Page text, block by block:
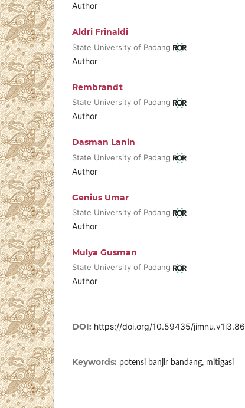
Author
Aldri Frinaldi
State University of Padang
Author
Rembrandt
State University of Padang
Author
Dasman Lanin
State University of Padang
Author
Genius Umar
State University of Padang
Author
Mulya Gusman
State University of Padang
Author
DOI: https://doi.org/10.59435/jimnu.v1i3.86
Keywords: potensi banjir bandang, mitigasi